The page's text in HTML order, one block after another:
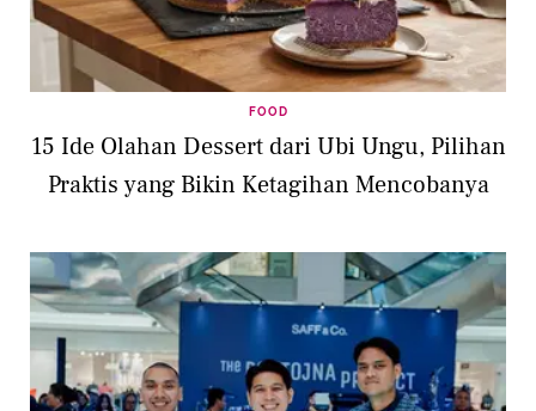
FOOD
15 Ide Olahan Dessert dari Ubi Ungu, Pilihan
Praktis yang Bikin Ketagihan Mencobanya